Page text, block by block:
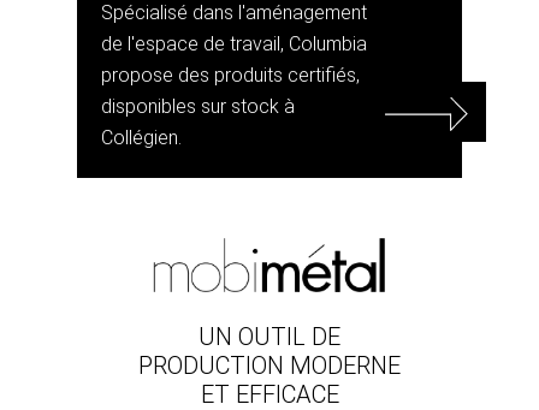
Spécialisé dans l'aménagement
de l'espace de travail, Columbia
propose des produits certifiés,
disponibles sur stock à
Collégien.
UN OUTIL DE
PRODUCTION MODERNE
ET EFFICACE